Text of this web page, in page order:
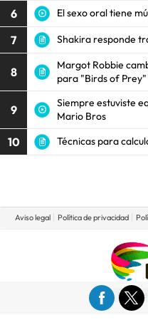
6 El sexo oral tiene
7 Shakira responde
8
Margot Robbie
para "Birds of Prey"
9
Siempre estuviste
Mario Bros
10 Técnicas para
Aviso legal Política de privacidad